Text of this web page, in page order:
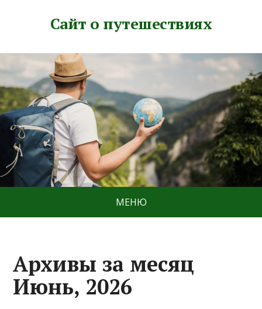
Сайт о путешествиях
МЕНЮ
Архивы за месяц
Июнь, 2026